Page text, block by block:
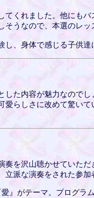
くれました。他にも
うなので、本選のレッ
、身体で感じる子供達
した内容が魅力なので
らしさに改めて驚い
を沢山聴かせていた
派な演奏をされた参
がテーマ。プログラ